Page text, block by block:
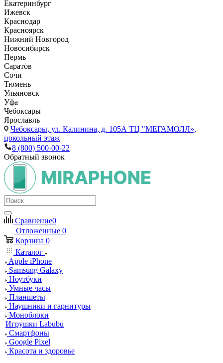
Екатеринбург
Ижевск
Краснодар
Красноярск
Нижний Новгород
Новосибирск
Пермь
Саратов
Сочи
Тюмень
Ульяновск
Уфа
Чебоксары
Ярославль
Чебоксары, ул. Калинина, д. 105А ТЦ "МЕГАМОЛЛ»,
цокольный этаж
8 (800) 500-00-22
Обратный звонок
Сравнение0
Отложенные 0
Корзина 0
Каталог
Apple iPhone
Samsung Galaxy
Ноутбуки
Умные часы
Планшеты
Наушники и гарнитуры
Моноблоки
Игрушки Labubu
Смартфоны
Google Pixel
Красота и здоровье